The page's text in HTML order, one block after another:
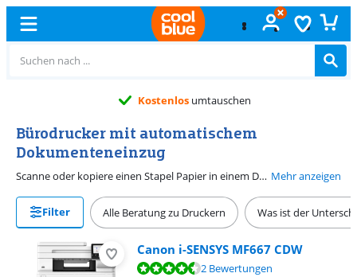
Kostenlos umtauschen
Bürodrucker mit automatischem
Dokumenteneinzug
Scanne oder kopiere einen Stapel Papier in einem Durchgang mit diesen Bürodruckern mit automatischem Dokumenteneinzug. Ein automatischer Dokumenteneinzug oder ADF ist eine Hilfsvorrichtung auf der Oberseite des Druckers. Diese Vorrichtung kopiert oder scannt deine Dokumente automatisch. Die unten aufgeführten Bürodrucker haben eine Druckgeschwindigkeit von mindestens 15 Seiten und eine Einzugkapazität von mindestens 100 Blatt Papier. Das macht diese Drucker mit ADF bürotauglich, damit du schnell und effizient arbeiten kannst. Mehr anzeigen
Filter Alle Beratung zu Druckern Was ist der
Canon i-SENSYS MF667 CDW
Bewertet mit 9,4 von 10, basierend auf 2 Bewertungen.
2 Bewertungen